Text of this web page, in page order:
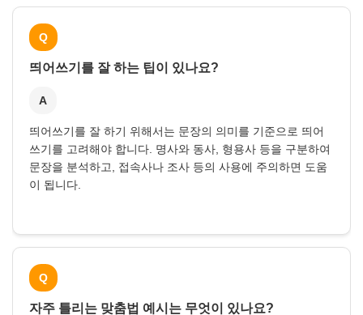
Q
띄어쓰기를 잘 하는 팁이 있나요?
A
띄어쓰기를 잘 하기 위해서는 문장의 의미를 기준으로 띄어
쓰기를 고려해야 합니다. 명사와 동사, 형용사 등을 구분하여
문장을 분석하고, 접속사나 조사 등의 사용에 주의하면 도움
이 됩니다.
Q
자주 틀리는 맞춤법 예시는 무엇이 있나요?